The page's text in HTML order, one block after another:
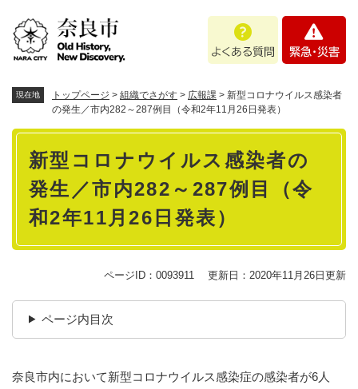
あ
問
・
現在地 トップページ > 組織でさがす > 広報課 > 新型コロナウイルス感染者
の発生／市内282～287例目（令和2年11月26日発表）
本
新型コロナウイルス感染者の
発生／市内282～287例目（令
和2年11月26日発表）
ページID：0093911 更新日：2020年11月26日更新
ページ内目次
奈良市内において新型コロナウイルス感染症の感染者が6人